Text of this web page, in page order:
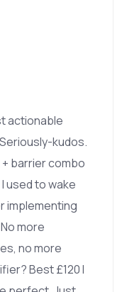
actionable
kudos.
+ barrier combo
used to wake
implementing
more
no more
Best £120 I